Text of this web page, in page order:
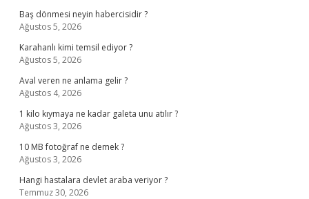
Baş dönmesi neyin habercisidir ?
Ağustos 5, 2026
Karahanlı kimi temsil ediyor ?
Ağustos 5, 2026
Aval veren ne anlama gelir ?
Ağustos 4, 2026
1 kilo kıymaya ne kadar galeta unu atılır ?
Ağustos 3, 2026
10 MB fotoğraf ne demek ?
Ağustos 3, 2026
Hangi hastalara devlet araba veriyor ?
Temmuz 30, 2026